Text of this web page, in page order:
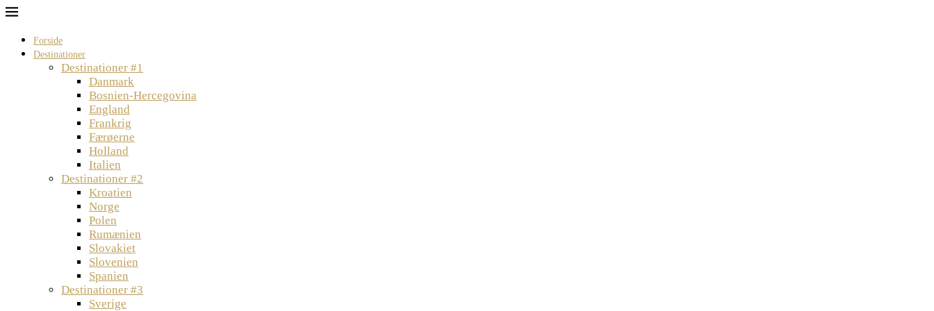
Forside
Destinationer
Destinationer #1
Danmark
Bosnien-Hercegovina
England
Frankrig
Færøerne
Holland
Italien
Destinationer #2
Kroatien
Norge
Polen
Rumænien
Slovakiet
Slovenien
Spanien
Destinationer #3
Sverige